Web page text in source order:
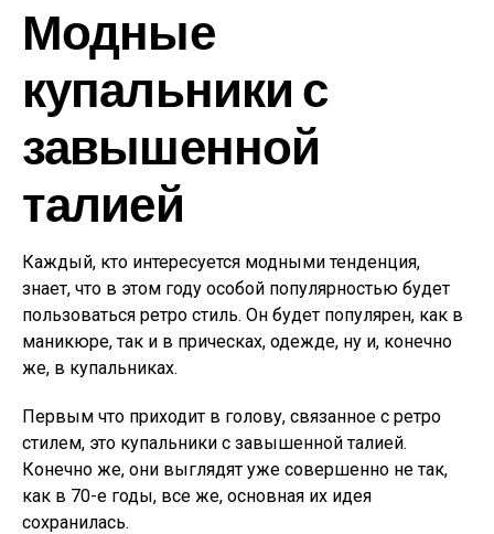
Модные
купальники с
завышенной
талией
Каждый, кто интересуется модными тенденция,
знает, что в этом году особой популярностью будет
пользоваться ретро стиль. Он будет популярен, как в
маникюре, так и в прическах, одежде, ну и, конечно
же, в купальниках.
Первым что приходит в голову, связанное с ретро
стилем, это купальники с завышенной талией.
Конечно же, они выглядят уже совершенно не так,
как в 70-е годы, все же, основная их идея
сохранилась.